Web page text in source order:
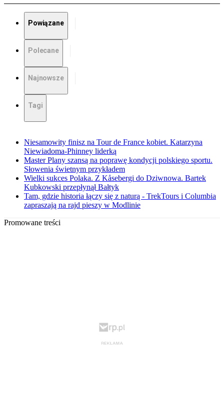
Powiązane
Polecane
Najnowsze
Tagi
Niesamowity finisz na Tour de France kobiet. Katarzyna
Niewiadoma-Phinney liderką
Master Plany szansą na poprawę kondycji polskiego sportu.
Słowenia świetnym przykładem
Wielki sukces Polaka. Z Kåsebergi do Dziwnowa. Bartek
Kubkowski przepłynął Bałtyk
Tam, gdzie historia łączy się z naturą - TrekTours i Columbia
zapraszają na rajd pieszy w Modlinie
Promowane treści